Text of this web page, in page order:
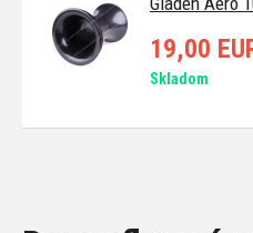
19,00
Skladom